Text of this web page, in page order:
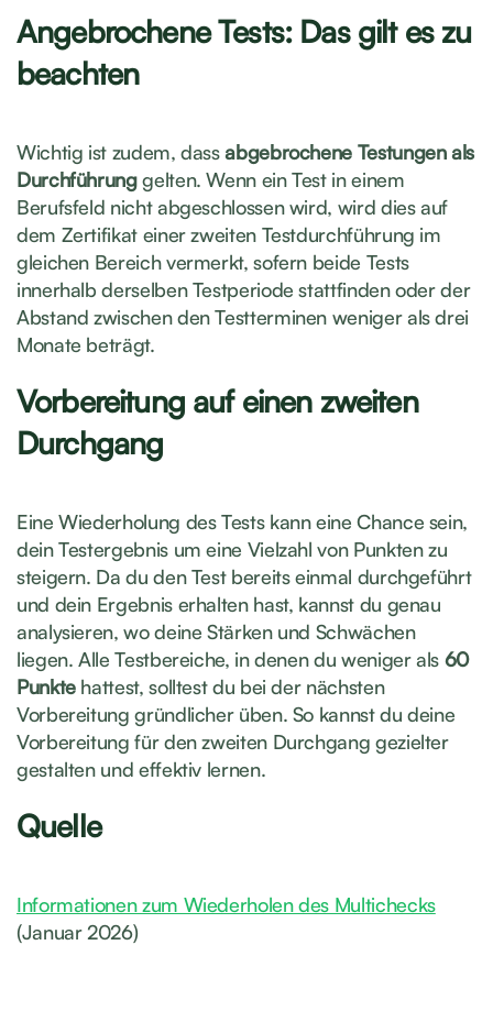
Angebrochene Tests: Das gilt es zu
beachten
Wichtig ist zudem, dassabgebrochene Testungen als
Durchführunggelten. Wenn ein Test in einem
Berufsfeld nicht abgeschlossen wird, wird dies auf
dem Zertifikat einer zweiten Testdurchführung im
gleichen Bereich vermerkt, sofern beide Tests
innerhalb derselben Testperiode stattfinden oder der
Abstand zwischen den Testterminen weniger als drei
Monate beträgt.
Vorbereitung auf einen zweiten
Durchgang
Eine Wiederholung des Tests kann eine Chance sein,
dein Testergebnis um eine Vielzahl von Punkten zu
steigern. Da du den Test bereits einmal durchgeführt
und dein Ergebnis erhalten hast, kannst du genau
analysieren, wo deine Stärken und Schwächen
liegen. Alle Testbereiche, in denen du weniger als 60
Punktehattest, solltest du bei der nächsten
Vorbereitung gründlicher üben. So kannst du deine
Vorbereitung für den zweiten Durchgang gezielter
gestalten und effektiv lernen.
Quelle
Informationen zum Wiederholen des Multichecks
(Januar 2026)